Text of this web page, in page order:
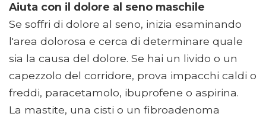
Aiuta con il dolore al seno maschile
Se soffri di dolore al seno, inizia esaminando
l'area dolorosa e cerca di determinare quale
sia la causa del dolore. Se hai un livido o un
capezzolo del corridore, prova impacchi caldi o
freddi, paracetamolo, ibuprofene o aspirina.
La mastite, una cisti o un fibroadenoma